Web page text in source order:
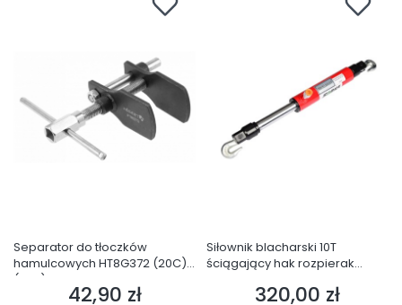
Separator do tłoczków
hamulcowych HT8G372 (20C)
(S29)
Cena
42,90 zł
Siłownik blacharski 10T
ściągający hak rozpierak
Cena
320,00 zł